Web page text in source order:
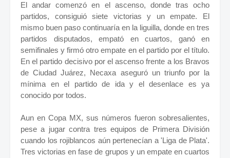
El andar comenzó en el ascenso, donde tras ocho
partidos, consiguió siete victorias y un empate. El
mismo buen paso continuaría en la liguilla, donde en tres
partidos disputados, empató en cuartos, ganó en
semifinales y firmó otro empate en el partido por el título.
En el partido decisivo por el ascenso frente a los Bravos
de Ciudad Juárez, Necaxa aseguró un triunfo por la
mínima en el partido de ida y el desenlace es ya
conocido por todos.
Aun en Copa MX, sus números fueron sobresalientes,
pese a jugar contra tres equipos de Primera División
cuando los rojiblancos aún pertenecían a 'Liga de Plata'.
Tres victorias en fase de grupos y un empate en cuartos